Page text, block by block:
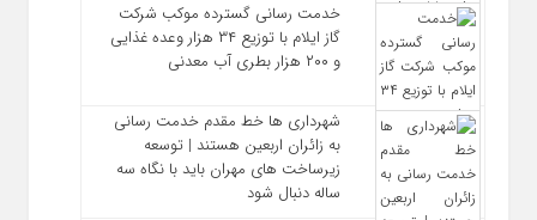
خدمت رسانی گسترده موکب شرکت
گاز ایلام با توزیع ۳۴ هزار وعده غذایی
و ۲۰۰ هزار بطری آب معدنی
شهرداری‌ ها خط مقدم خدمت ‌رسانی
به زائران اربعین هستند | توسعه
زیرساخت ‌های مهران باید با نگاه سه‌
ساله دنبال شود